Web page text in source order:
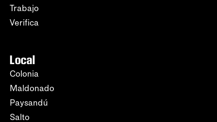
Trabajo
Verifica
Local
Colonia
Maldonado
Paysandú
Salto